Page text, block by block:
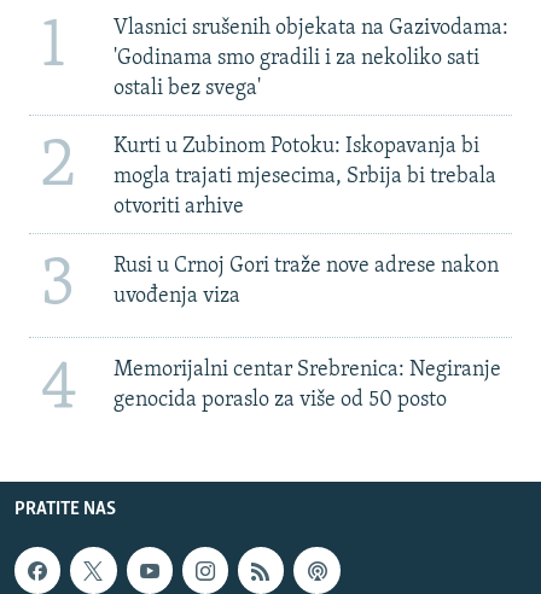
1
Vlasnici srušenih objekata na Gazivodama:
'Godinama smo gradili i za nekoliko sati
ostali bez svega'
2
Kurti u Zubinom Potoku: Iskopavanja bi
mogla trajati mjesecima, Srbija bi trebala
otvoriti arhive
3
Rusi u Crnoj Gori traže nove adrese nakon
uvođenja viza
4
Memorijalni centar Srebrenica: Negiranje
genocida poraslo za više od 50 posto
PRATITE NAS